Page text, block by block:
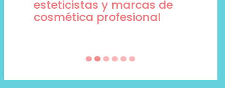
esteticistas y marcas de
cosmética profesional